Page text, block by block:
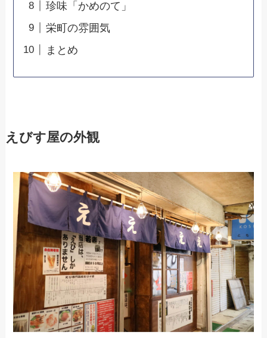
珍味「かめのて」
栄町の雰囲気
まとめ
えびす屋の外観